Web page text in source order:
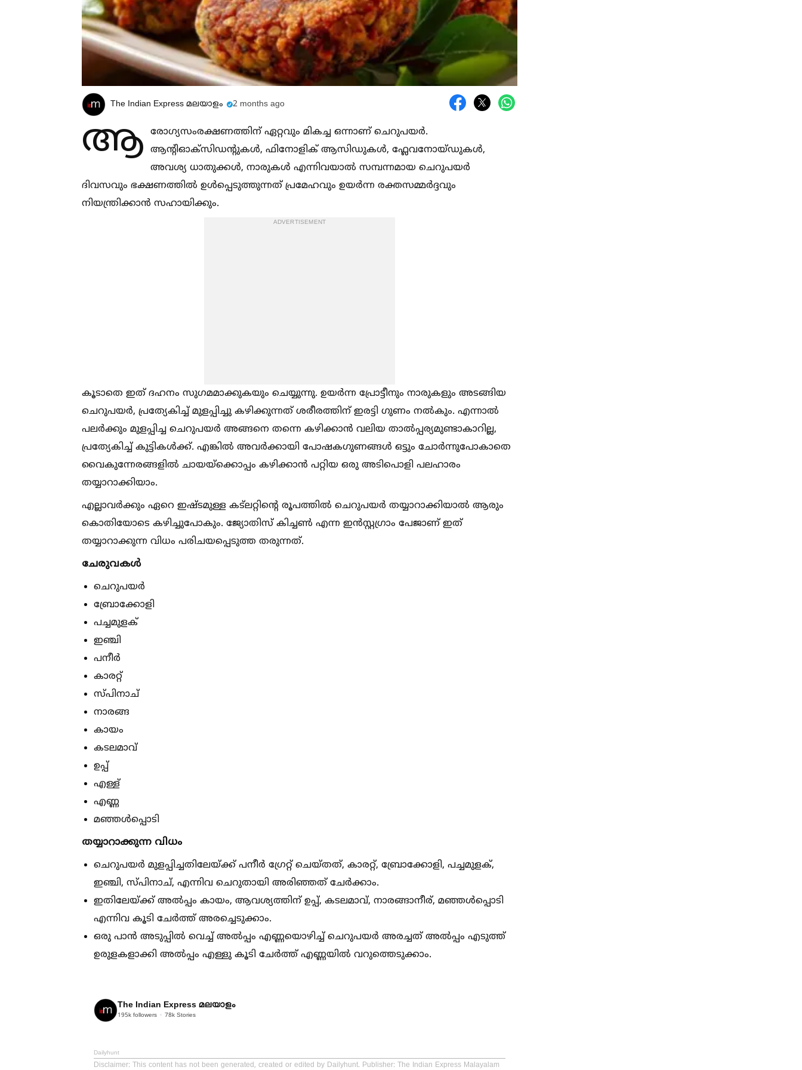
The Indian Express മലയാളം 2 months ago
ആ രോഗ്യസംരക്ഷണത്തിന് ഏറ്റവും മികച്ച ഒന്നാണ് ചെറുപയർ.
ആൻ്റിഓക്‌സിഡന്റുകള്‍, ഫിനോളിക് ആസിഡുകള്‍, ഫ്ലേവനോയ്ഡുകള്‍,
അവശ്യ ധാതുക്കള്‍, നാരുകള്‍ എന്നിവയാല്‍ സമ്പന്നമായ ചെറുപയർ
ദിവസവും ഭക്ഷണത്തില്‍ ഉള്‍പ്പെടുത്തുന്നത് പ്രമേഹവും ഉയർന്ന രക്തസമ്മർദ്ദവും
നിയന്ത്രിക്കാൻ സഹായിക്കും.
ADVERTISEMENT
കൂടാതെ ഇത് ദഹനം സുഗമമാക്കുകയും ചെയ്യുന്നു. ഉയർന്ന പ്രോട്ടീനും നാരുകളും അടങ്ങിയ
ചെറുപയർ, പ്രത്യേകിച്ച്‌ മുളപ്പിച്ചു കഴിക്കുന്നത് ശരീരത്തിന് ഇരട്ടി ഗുണം നല്‍കും. എന്നാല്‍
പലർക്കും മുളപ്പിച്ച ചെറുപയർ അങ്ങനെ തന്നെ കഴിക്കാൻ വലിയ താല്‍പ്പര്യമുണ്ടാകാറില്ല,
പ്രത്യേകിച്ച്‌ കുട്ടികള്‍ക്ക്. എങ്കില്‍ അവർക്കായി പോഷകഗുണങ്ങള്‍ ഒട്ടും ചോർന്നുപോകാതെ
വൈകുന്നേരങ്ങളില്‍ ചായയ്ക്കൊപ്പം കഴിക്കാൻ പറ്റിയ ഒരു അടിപൊളി പലഹാരം
തയ്യാറാക്കിയാം.
എല്ലാവർക്കും ഏറെ ഇഷ്ടമുള്ള കട്ലറ്റിന്റെ രൂപത്തില്‍ ചെറുപയർ തയ്യാറാക്കിയാല്‍ ആരും
കൊതിയോടെ കഴിച്ചുപോകും. ജ്യോതിസ് കിച്ചണ്‍ എന്ന ഇൻസ്റ്റഗ്രാം പേജാണ് ഇത്
തയ്യാറാക്കുന്ന വിധം പരിചയപ്പെടുത്ത തരുന്നത്.
ചേരുവകള്‍
ചെറുപയർ
ബ്രോക്കോളി
പച്ചമുളക്
ഇഞ്ചി
പനീർ
കാരറ്റ്
സ്പിനാച്
നാരങ്ങ
കായം
കടലമാവ്
ഉപ്പ്
എള്ള്
എണ്ണ
മഞ്ഞള്‍പ്പൊടി
തയ്യാറാക്കുന്ന വിധം
ചെറുപയർ മുളപ്പിച്ചതിലേയ്ക്ക് പനീർ ഗ്രേറ്റ് ചെയ്തത്, കാരറ്റ്, ബ്രോക്കോളി, പച്ചമുളക്,
ഇഞ്ചി, സ്പിനാച്, എന്നിവ ചെറുതായി അരിഞ്ഞത് ചേർക്കാം.
ഇതിലേയ്ക്ക് അല്‍പ്പം കായം, ആവശ്യത്തിന് ഉപ്പ്, കടലമാവ്, നാരങ്ങാനീര്, മഞ്ഞള്‍പ്പൊടി
എന്നിവ കൂടി ചേർത്ത് അരച്ചെടുക്കാം.
ഒരു പാൻ അടുപ്പില്‍ വെച്ച്‌ അല്‍പ്പം എണ്ണയൊഴിച്ച്‌ ചെറുപയർ അരച്ചത് അല്‍പ്പം എടുത്ത്
ഉരുളകളാക്കി അല്‍പ്പം എള്ളു കൂടി ചേർത്ത് എണ്ണയില്‍ വറുത്തെടുക്കാം.
The Indian Express മലയാളം
195k followers 78k Stories
Dailyhunt
Disclaimer: This content has not been generated, created or edited by Dailyhunt. Publisher: The Indian Express Malayalam